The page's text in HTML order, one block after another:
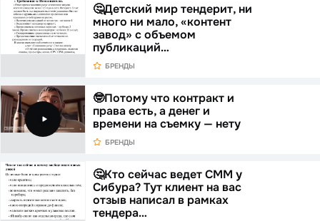
🤔Детский мир тендерит, ни
много ни мало, «контент
завод» с объемом
публикаций…
БРЕНДЫ
🤓Потому что контракт и
права есть, а денег и
времени на съемку — нету
БРЕНДЫ
🤔Кто сейчас ведет СММ у
Сибура? Тут клиент на вас
отзыв написал в рамках
тендера…